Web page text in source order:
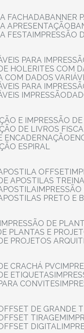
FACHADA
BANNER
APRESENTAÇÃO
FESTA IMPRESSÃO
PARA
HOLERITES COM
COM DADOS
PARA
IMPRESSÃO
E IMPRESSÃO
DE LIVROS
ENCADERNAÇÃO
ESPIRAL
OFFSET
APOSTILAS
PRETO E
IMPRESSÃO DE
PLANTAS E
PROJETOS
CRACHÁ PVC
ETIQUETAS
CONVITES
DE GRANDE
TIRAGEM
DIGITAL